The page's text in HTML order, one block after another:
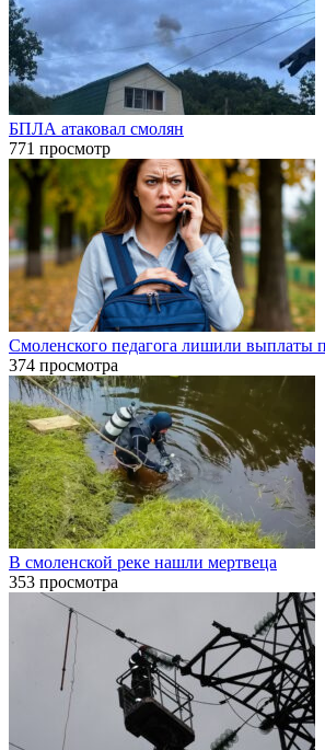
БПЛА атаковал смолян
771 просмотр
Смоленского педагога лишили выплаты
374 просмотра
В смоленской реке нашли мертвеца
353 просмотра